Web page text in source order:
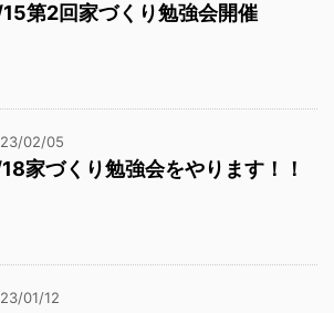
第2回家づくり勉強会開催
02/05
家づくり勉強会をやります！！
01/12